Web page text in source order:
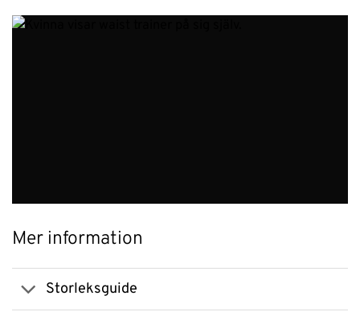
Mer information
Storleksguide